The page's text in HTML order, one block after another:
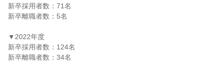
新卒採用者数：71名
新卒離職者数：5名
▼2022年度
新卒採用者数：124名
新卒離職者数：34名